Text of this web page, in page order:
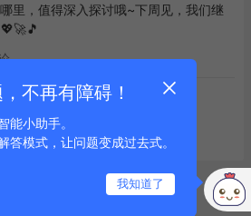
里，值得深入探讨哦~下周见，我们继
到底啦
不再有障碍！
能小助手。
答模式，让问题变成过去式。
我知道了